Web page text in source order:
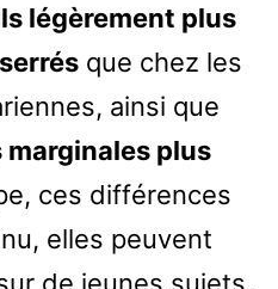
légèrement plus
que chez les
ainsi que
plus
ces différences
elles peuvent